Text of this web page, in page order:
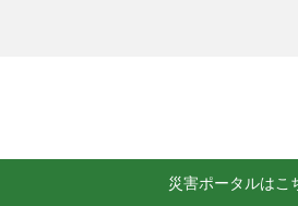
災害ポータルはこ